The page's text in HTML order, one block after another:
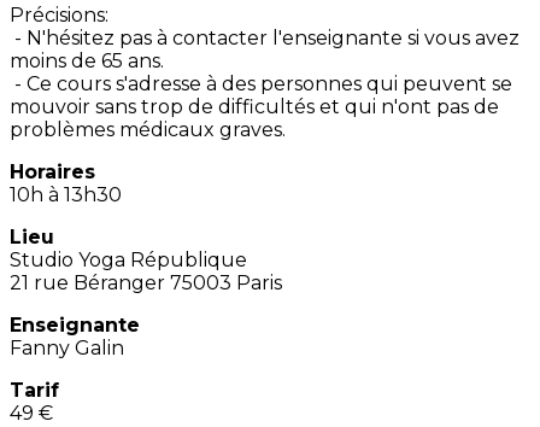
Précisions:
- N'hésitez pas à contacter l'enseignante si vous avez
moins de 65 ans.
- Ce cours s'adresse à des personnes qui peuvent se
mouvoir sans trop de difficultés et qui n'ont pas de
problèmes médicaux graves.
Horaires
10h à 13h30
Lieu
Studio Yoga République
21 rue Béranger 75003 Paris
Enseignante
Fanny Galin
Tarif
49 €